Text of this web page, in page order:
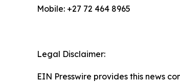
Mobile: +27 72 464 8965
Legal Disclaimer:
EIN Presswire provides this news